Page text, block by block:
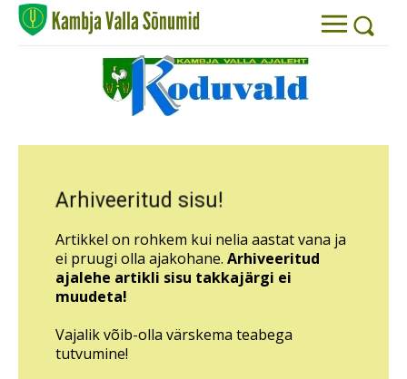
Arhiveeritud sisu!
Artikkel on rohkem kui nelia aastat vana ja
ei pruugi olla ajakohane. Arhiveeritud
ajalehe artikli sisu takkajärgi ei
muudeta!
Vajalik võib-olla värskema teabega
tutvumine!